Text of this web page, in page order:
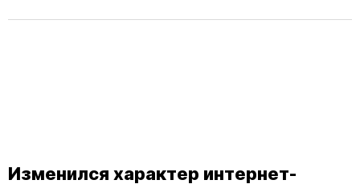
Изменился характер интернет-